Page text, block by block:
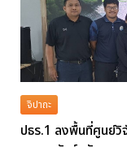
จิปาถะ
ปธร.1 ลงพื้นที่ศูนย์วิ